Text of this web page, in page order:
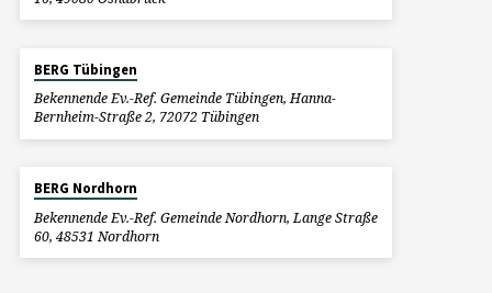
BERG Tübingen
Bekennende Ev.-Ref. Gemeinde Tübingen, Hanna-
Bernheim-Straße 2, 72072 Tübingen
BERG Nordhorn
Bekennende Ev.-Ref. Gemeinde Nordhorn, Lange Straße
60, 48531 Nordhorn